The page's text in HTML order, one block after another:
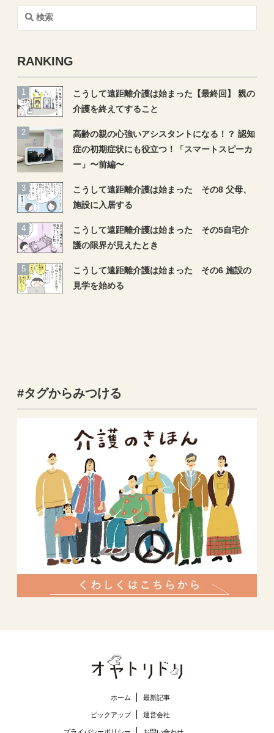
索
RANKING
こうして遠距離介護は始まった【最終回】 親の
介護を終えてすること
高齢の親の心強いアシスタントになる！？ 認知
症の初期症状にも役立つ！「スマートスピーカ
ー」〜前編〜
こうして遠距離介護は始まった その8 父母、
施設に入居する
こうして遠距離介護は始まった その5自宅介
護の限界が見えたとき
こうして遠距離介護は始まった その6 施設の
見学を始める
#タグからみつける
ホーム 最新記事
ピックアップ 運営会社